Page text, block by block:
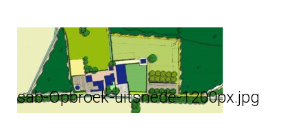
sab-Opbroek-uitsnede-1200px.jpg